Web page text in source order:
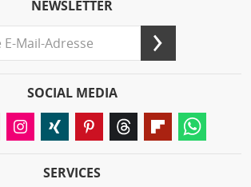
NEWSLETTER
SOCIAL MEDIA
SERVICES